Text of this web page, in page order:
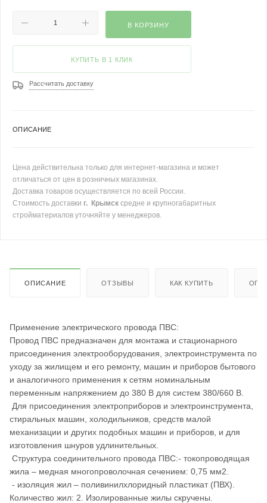
В КОРЗИНУ
КУПИТЬ В 1 КЛИК
Рассчитать доставку
ОПИСАНИЕ
Цена действительна только для интернет-магазина и может
отличаться от цен в розничных магазинах.
Доставка товаров осуществляется по всей России.
Стоимость доставки г. Крымск средне и крупногабаритных
стройматериалов уточняйте у менеджеров.
ОПИСАНИЕ ОТЗЫВЫ КАК КУПИТЬ
Применение электрического провода ПВС:
Провод ПВС предназначен для монтажа и стационарного
присоединения электрооборудования, электроинструмента по
уходу за жилищем и его ремонту, машин и приборов бытового
и аналогичного применения к сетям номинальным
переменным напряжением до 380 В для систем 380/660 В.
Для присоединения электроприборов и электроинструмента,
стиральных машин, холодильников, средств малой
механизации и других подобных машин и приборов, и для
изготовления шнуров удлинительных.
Структура соединительного провода ПВС:- токопроводящая
жила – медная многопроволочная сечением: 0,75 мм2.
- изоляция жил – поливинилхлоридный пластикат (ПВХ).
Количество жил: 2. Изолированные жилы скручены.